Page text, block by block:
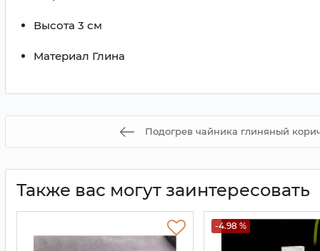
Высота 3 см
Maтериал Глина
Подогрев чайника глиняный
Также вас могут заинтересовать
-4.98 %